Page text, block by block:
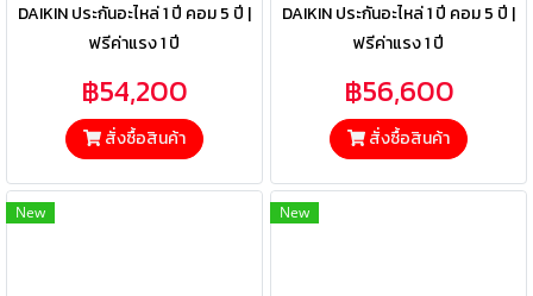
DAIKIN ประกันอะไหล่ 1 ปี คอม 5 ปี |
ฟรีค่าแรง 1 ปี
฿54,200
สั่งซื้อสินค้า
DAIKIN ประกันอะไหล่ 1 ปี คอม 5 ปี |
ฟรีค่าแรง 1 ปี
฿56,600
สั่งซื้อสินค้า
New New